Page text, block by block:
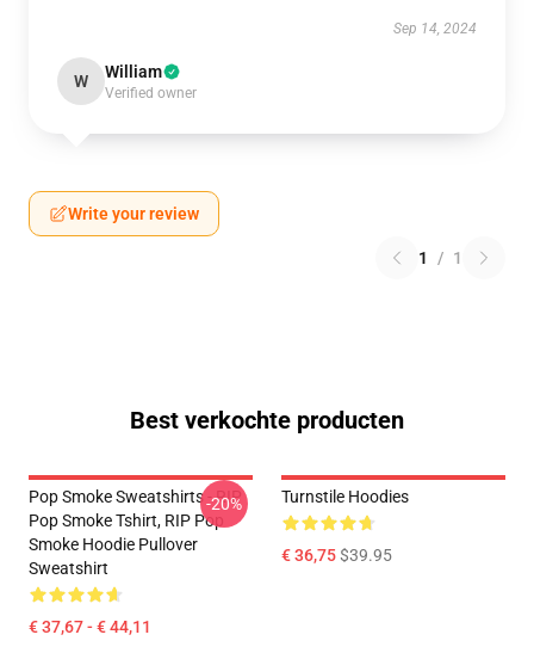
Sep 14, 2024
W William
Verified owner
Write your review
1 / 1
Best verkochte producten
Pop Smoke Sweatshirts - RIP
Pop Smoke Tshirt, RIP Pop
Smoke Hoodie Pullover
Sweatshirt
€ 37,67 - € 44,11
-20% Turnstile Hoodies
€ 36,75$39.95